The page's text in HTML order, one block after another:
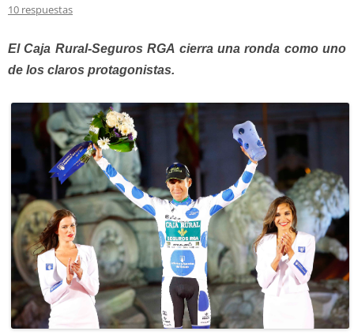
10 respuestas
El Caja Rural-Seguros RGA cierra una ronda como uno
de los claros protagonistas.